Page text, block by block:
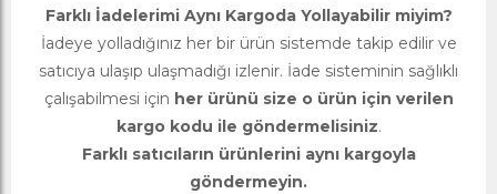
Farklı İadelerimi Aynı Kargoda Yollayabilir miyim?
İadeye yolladığınız her bir ürün sistemde takip edilir ve
satıcıya ulaşıp ulaşmadığı izlenir. İade sisteminin sağlıklı
çalışabilmesi için her ürünü size o ürün için verilen
kargo kodu ile göndermelisiniz.
Farklı satıcıların ürünlerini aynı kargoyla
göndermeyin.